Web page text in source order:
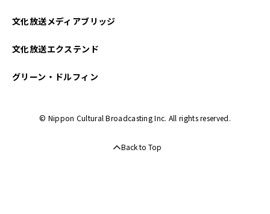
文化放送メディアブリッジ
文化放送エクステンド
グリーン・ドルフィン
© Nippon Cultural Broadcasting Inc. All rights reserved.
Back to Top